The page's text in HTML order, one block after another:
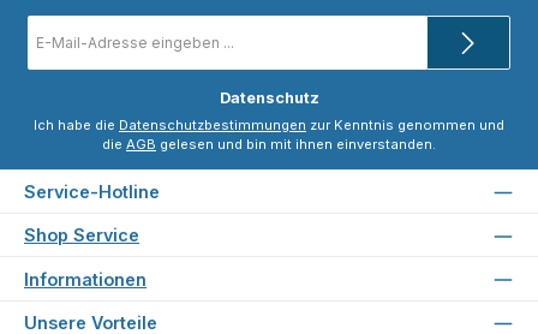
Mail-
Datenschutz
Ich habe die Datenschutzbestimmungen zur Kenntnis genommen und
die AGB gelesen und bin mit ihnen einverstanden.
Service-Hotline
Shop Service
Informationen
Unsere Vorteile